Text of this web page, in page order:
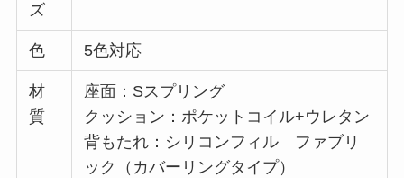
ズ
色 5色対応
材
質
座面：Sスプリング
クッション：ポケットコイル+ウレタン
背もたれ：シリコンフィル ファブリ
ック（カバーリングタイプ）